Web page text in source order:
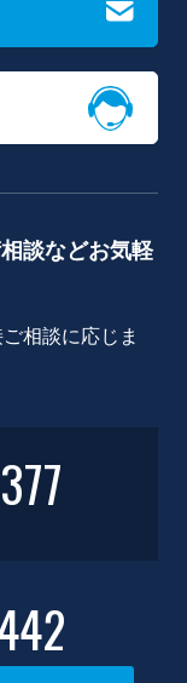
談などお気軽
相談に応じま